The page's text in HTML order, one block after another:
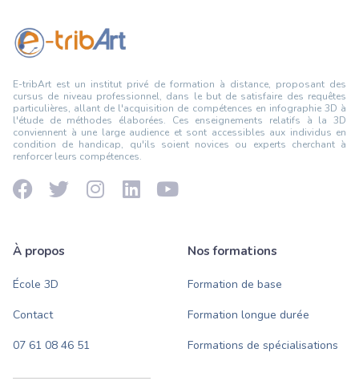
E-tribArt est un institut privé de formation à distance, proposant des
cursus de niveau professionnel, dans le but de satisfaire des requêtes
particulières, allant de l'acquisition de compétences en infographie 3D à
l'étude de méthodes élaborées. Ces enseignements relatifs à la 3D
conviennent à une large audience et sont accessibles aux individus en
condition de handicap, qu'ils soient novices ou experts cherchant à
renforcer leurs compétences.
À propos
École 3D
Contact
07 61 08 46 51
Nos formations
Formation de base
Formation longue durée
Formations de spécialisations